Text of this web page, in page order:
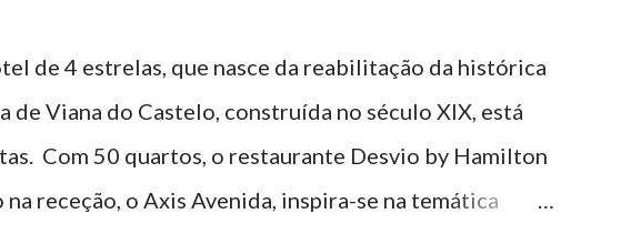
de 4 estrelas, que nasce da reabilitação da histórica
de Viana do Castelo, construída no século XIX, está
Com 50 quartos, o restaurante Desvio by Hamilton
receção, o Axis Avenida, inspira-se na temática